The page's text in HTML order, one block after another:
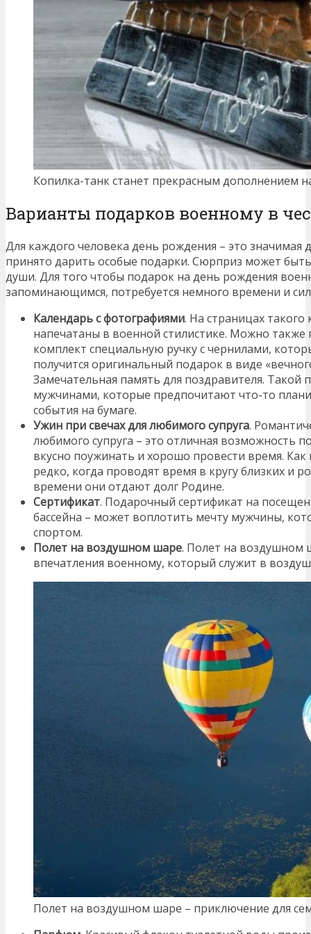
Копилка-танк станет прекрасным дополнением
Варианты подарков военному в
Для каждого человека день рождения – это значимая
принято дарить особые подарки. Сюрприз может
души. Для того чтобы подарок на день рождения
запоминающимся, потребуется немного времени и
Календарь с фотографиями. На страницах
напечатаны в военной стилистике. Можно
комплект специальную ручку с чернилами,
получится оригинальный подарок в виде
Замечательная память для поздравителя. Такой
мужчинами, которые предпочитают что-то
события на бумаге.
Ужин при свечах для любимого супруга.
любимого супруга – это отличная возможность
вкусно поужинать и хорошо провести время.
редко, когда проводят время в кругу близких и
времени они отдают долг Родине.
Сертификат. Подарочный сертификат на
бассейна – может воплотить мечту мужчины,
спортом.
Полет на воздушном шаре. Полет на воздушном
впечатления военному, который служит в
Полет на воздушном шаре – приключение для